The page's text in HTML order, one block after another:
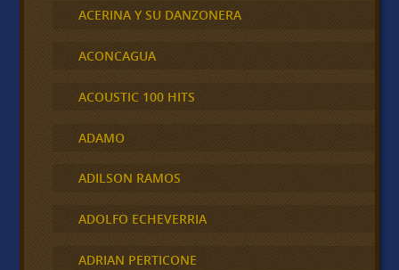
ACERINA Y SU DANZONERA
ACONCAGUA
ACOUSTIC 100 HITS
ADAMO
ADILSON RAMOS
ADOLFO ECHEVERRIA
ADRIAN PERTICONE